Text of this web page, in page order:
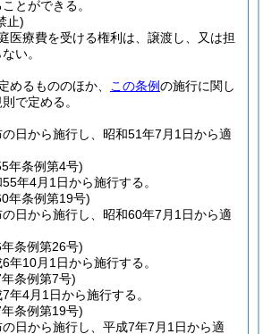
とができる。
止)
医療費を受ける権利は、譲渡し、又は担
い。
めるもののほか、 この条例の施行に関し
で定める。
の日から施行し、昭和51年7月1日から適
年条例第4号)
年4月1日から施行する。
年条例第19号)
日から施行し、昭和60年7月1日から適
条例第26号)
年10月1日から施行する。
条例第7号)
年4月1日から施行する。
条例第19号)
日から施行し、平成7年7月1日から適